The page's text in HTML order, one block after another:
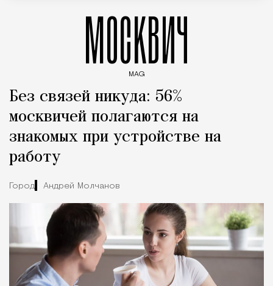
МОСКВИЧ
MAG
Без связей никуда: 56%
москвичей полагаются на
знакомых при устройстве на
работу
Город Андрей Молчанов